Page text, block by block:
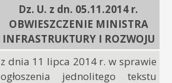
Dz. U. z dn. 05.11.2014 r.
OBWIESZCZENIE MINISTRA
INFRASTRUKTURY I ROZWOJU
z dnia 11 lipca 2014 r. w sprawie
ogłoszenia jednolitego tekstu